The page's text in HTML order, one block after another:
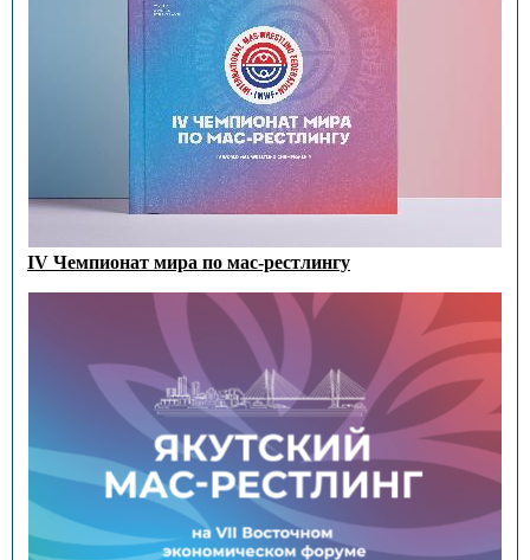
IV Чемпионат мира по мас-рестлингу